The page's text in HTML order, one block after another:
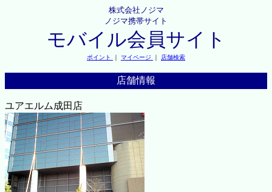
株式会社ノジマ
ノジマ携帯サイト
モバイル会員サイト
ポイント ｜ マイページ ｜ 店舗検索
店舗情報
ユアエルム成田店